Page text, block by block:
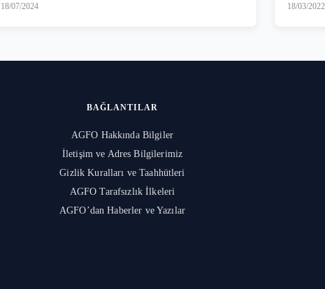
18/07/2024 18/03/2022
BAĞLANTILAR
AGFO Hakkında Bilgiler
İletişim ve Adres Bilgilerimiz
Gizlik Kuralları ve Taahhütleri
AGFO Tarafsızlık İlkeleri
AGFO’dan Haberler ve Yazılar